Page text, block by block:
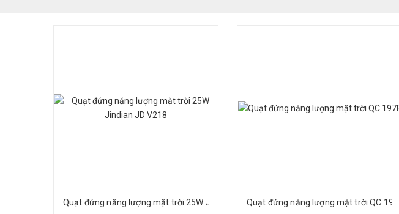
Quạt đứng năng lượng mặt trời 25W Jindian JD V218Quạt đứng năng lượng mặt trời QC 197F